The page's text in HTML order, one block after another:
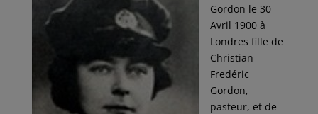
Gordon le 30
Avril 1900 à
Londres fille de
Christian
Fredéric
Gordon,
pasteur, et de